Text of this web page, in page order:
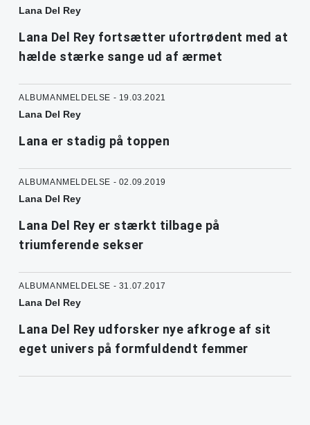
Lana Del Rey
Lana Del Rey fortsætter ufortrødent med at
hælde stærke sange ud af ærmet
ALBUMANMELDELSE - 19.03.2021
Lana Del Rey
Lana er stadig på toppen
ALBUMANMELDELSE - 02.09.2019
Lana Del Rey
Lana Del Rey er stærkt tilbage på
triumferende sekser
ALBUMANMELDELSE - 31.07.2017
Lana Del Rey
Lana Del Rey udforsker nye afkroge af sit
eget univers på formfuldendt femmer